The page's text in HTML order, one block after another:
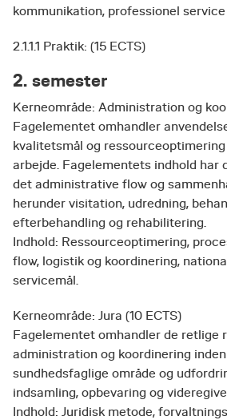
kommunikation, professionel
2.1.1.1 Praktik: (15 ECTS)
2. semester
Kerneområde: Administration og
Fagelementet omhandler
kvalitetsmål og
arbejde. Fagelementets indhold har
det administrative flow og
herunder visitation, udredning,
efterbehandling og rehabilitering.
Indhold: Ressourceoptimering,
flow, logistik og koordinering,
servicemål.
Kerneområde: Jura (10 ECTS)
Fagelementet omhandler de retlige
administration og koordinering
sundhedsfaglige område og
indsamling, opbevaring og
Indhold: Juridisk metode,